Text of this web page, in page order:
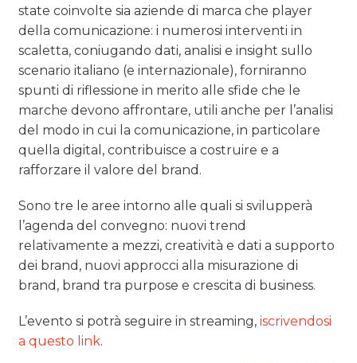
state coinvolte sia aziende di marca che player
della comunicazione: i numerosi interventi in
scaletta, coniugando dati, analisi e insight sullo
scenario italiano (e internazionale), forniranno
spunti di riflessione in merito alle sfide che le
marche devono affrontare, utili anche per l’analisi
del modo in cui la comunicazione, in particolare
quella digital, contribuisce a costruire e a
rafforzare il valore del brand.
Sono tre le aree intorno alle quali si svilupperà
l’agenda del convegno: nuovi trend
relativamente a mezzi, creatività e dati a supporto
dei brand, nuovi approcci alla misurazione di
brand, brand tra purpose e crescita di business.
L’evento si potrà seguire in streaming,iscrivendosi
a questo link.